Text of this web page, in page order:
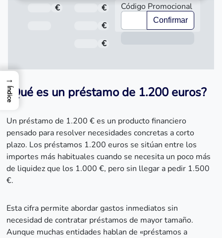
Total a pagar
€ Importe
€
Fecha de Vencimiento
€
€
Código Promocional
Confirmar
¿Qué es un préstamo de 1.200 euros?
Un préstamo de 1.200 € es un producto financiero
pensado para resolver necesidades concretas a corto
plazo. Los préstamos 1.200 euros se sitúan entre los
importes más habituales cuando se necesita un poco más
de liquidez que los 1.000 €, pero sin llegar a pedir 1.500
€.
Esta cifra permite abordar gastos inmediatos sin
necesidad de contratar préstamos de mayor tamaño.
Aunque muchas entidades hablan de «préstamos a
→
Índice